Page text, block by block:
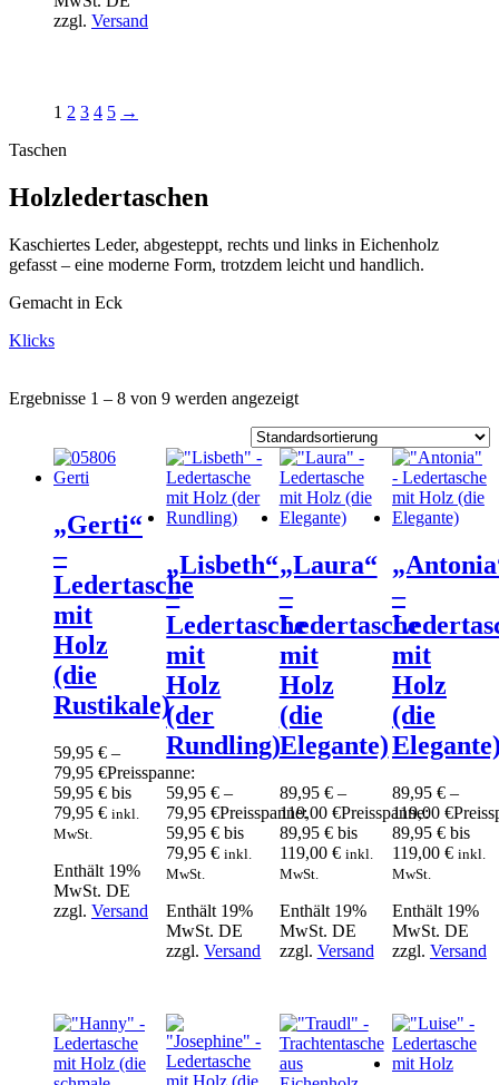
zzgl. Versand
1 2 3 4 5 →
Taschen
Holzledertaschen
Kaschiertes Leder, abgesteppt, rechts und links in Eichenholz
gefasst – eine moderne Form, trotzdem leicht und handlich.
Gemacht in Eck
Klicks
Ergebnisse 1 – 8 von 9 werden angezeigt
„Gerti“
–
Ledertasche
mit
Holz
(die
Rustikale)
59,95 € –
79,95 €Preisspanne:
59,95 € bis
79,95 € inkl.
MwSt.
Enthält 19%
MwSt. DE
zzgl. Versand
„Lisbeth“
–
Ledertasche
mit
Holz
(der
Rundling)
59,95€ –
79,95€Preisspanne:
59,95 € bis
79,95 € inkl.
MwSt.
Enthält 19%
MwSt. DE
zzgl.Versand
„Laura“
–
Ledertasche
mit
Holz
(die
Elegante)
89,95 € –
119,00 €Preisspanne:
89,95 € bis
119,00 € inkl.
MwSt.
Enthält 19%
MwSt. DE
zzgl. Versand
–
mit
Holz
(die
89,95 € –
119,00 €
89,95 € bis
119,00 € inkl.
MwSt.
Enthält 19%
MwSt. DE
zzgl. Versand